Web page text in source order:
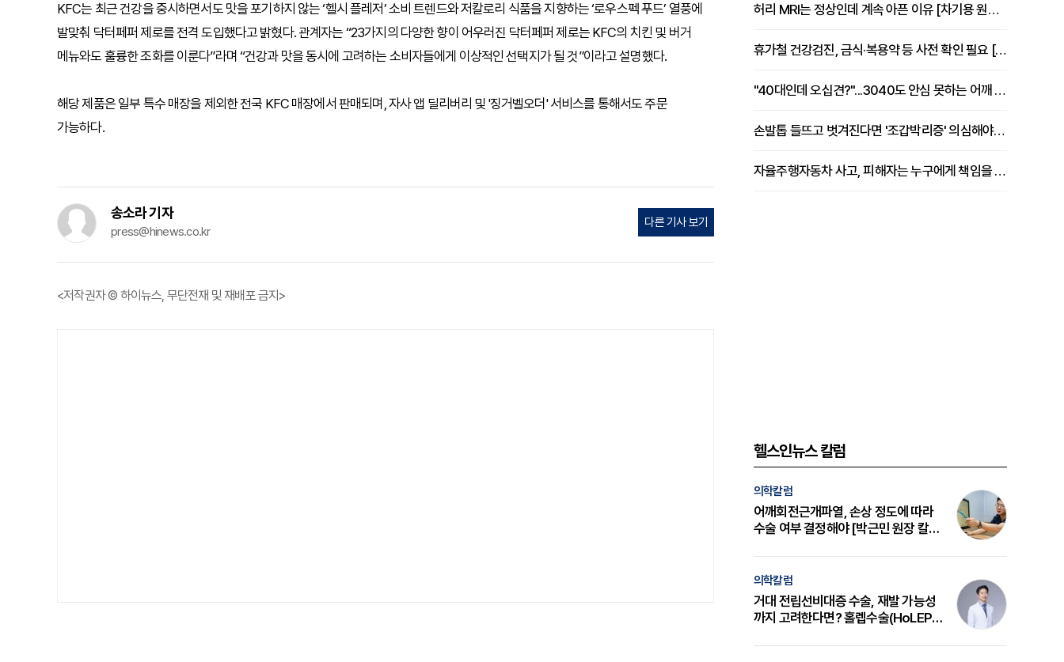
KFC는 최근 건강을 중시하면서도 맛을 포기하지 않는 ‘헬시 플레저’ 소비 트렌드와 저칼로리 식품을 지향하는 ‘로우스펙 푸드’ 열풍에
발맞춰 닥터페퍼 제로를 전격 도입했다고 밝혔다. 관계자는 “23가지의 다양한 향이 어우러진 닥터페퍼 제로는 KFC의 치킨 및 버거
메뉴와도 훌륭한 조화를 이룬다”라며 “건강과 맛을 동시에 고려하는 소비자들에게 이상적인 선택지가 될 것”이라고 설명했다.
해당 제품은 일부 특수 매장을 제외한 전국 KFC 매장에서 판매되며, 자사 앱 딜리버리 및 '징거벨오더' 서비스를 통해서도 주문
가능하다.
송소라 기자
press@hinews.co.kr
다른 기사 보기
<저작권자 © 하이뉴스, 무단전재 및 재배포 금지>
허리 MRI는 정상인데 계속 아픈 이유 [차기용 원장 칼럼]
휴가철 건강검진, 금식·복용약 등 사전 확인 필요 [정도감 원장 칼럼]
"40대인데 오십견?"...3040도 안심 못하는 어깨 유착성 관절낭염
손발톱 들뜨고 벗겨진다면 '조갑박리증' 의심해야 [김철윤 원장 칼럼]
자율주행자동차 사고, 피해자는 누구에게 책임을 물을 수 있을까
헬스인뉴스 칼럼
의학칼럼
어깨회전근개파열, 손상 정도에 따라
수술 여부 결정해야 [박근민 원장 칼
의학칼럼
거대 전립선비대증 수술, 재발 가능성
까지 고려한다면? 홀렙수술(HoLEP)